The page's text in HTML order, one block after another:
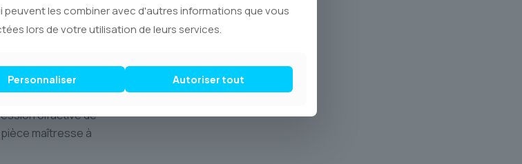
des
de chaque
soin dans nos
Canada**,
olfactive de
maîtresse à
peuvent les combiner avec d'autres informations que vous
lors de votre utilisation de leurs services.
Personnaliser Autoriser tout